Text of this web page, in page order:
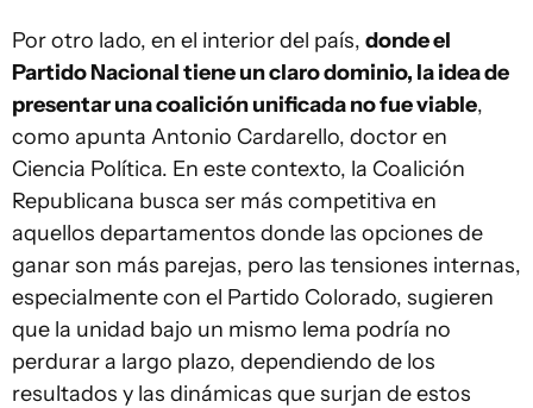
Por otro lado, en el interior del país, donde el
Partido Nacional tiene un claro dominio, la idea de
presentar una coalición unificada no fue viable,
como apunta Antonio Cardarello, doctor en
Ciencia Política. En este contexto, la Coalición
Republicana busca ser más competitiva en
aquellos departamentos donde las opciones de
ganar son más parejas, pero las tensiones internas,
especialmente con el Partido Colorado, sugieren
que la unidad bajo un mismo lema podría no
perdurar a largo plazo, dependiendo de los
resultados y las dinámicas que surjan de estos